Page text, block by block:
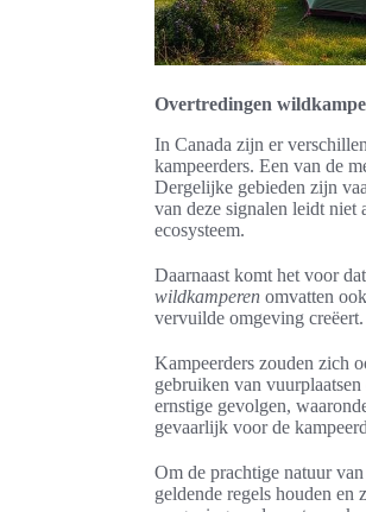
Overtredingen
In Canada zijn er
kampeerders. Een van de
Dergelijke gebieden zijn
van deze signalen leidt niet
ecosysteem.
Daarnaast komt het voor
wildkamperen omvatten
vervuilde omgeving
Kampeerders zouden zich
gebruiken van
ernstige gevolgen,
gevaarlijk voor de
Om de prachtige natuur
geldende regels houden en